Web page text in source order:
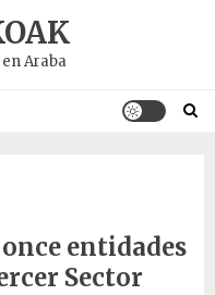
Araba
entidades
Sector